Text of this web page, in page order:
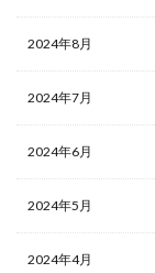
2024年8月
2024年7月
2024年6月
2024年5月
2024年4月